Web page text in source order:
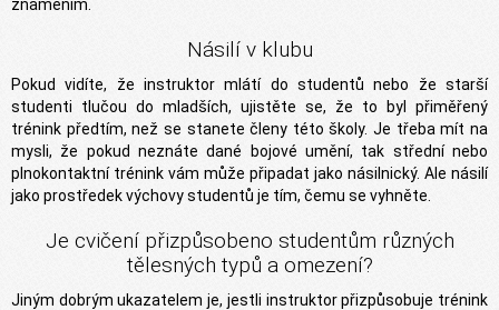
znamením.
Násilí v klubu
Pokud vidíte, že instruktor mlátí do studentů nebo že starší
studenti tlučou do mladších, ujistěte se, že to byl přiměřený
trénink předtím, než se stanete členy této školy. Je třeba mít na
mysli, že pokud neznáte dané bojové umění, tak střední nebo
plnokontaktní trénink vám může připadat jako násilnický. Ale násilí
jako prostředek výchovy studentů je tím, čemu se vyhněte.
Je cvičení přizpůsobeno studentům různých
tělesných typů a omezení?
Jiným dobrým ukazatelem je, jestli instruktor přizpůsobuje trénink